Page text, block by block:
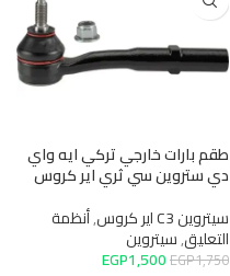
طقم بارات خارجي تركي ايه واي
دي ستروين سي ثري اير كروس
سيتروين C3 اير كروس
,أنظمة
التعليق,سيتروين
EGP1,750
EGP1,500